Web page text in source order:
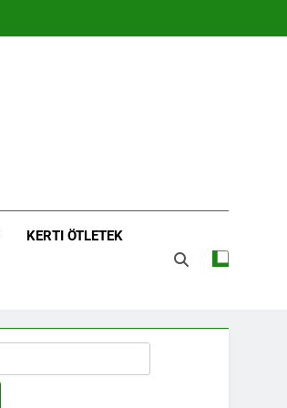
KERTI ÖTLETEK